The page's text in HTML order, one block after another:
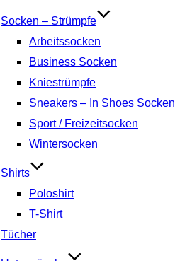
Socken – Strümpfe
Arbeitssocken
Business Socken
Kniestrümpfe
Sneakers – In Shoes Socken
Sport / Freizeitsocken
Wintersocken
Shirts
Poloshirt
T-Shirt
Tücher